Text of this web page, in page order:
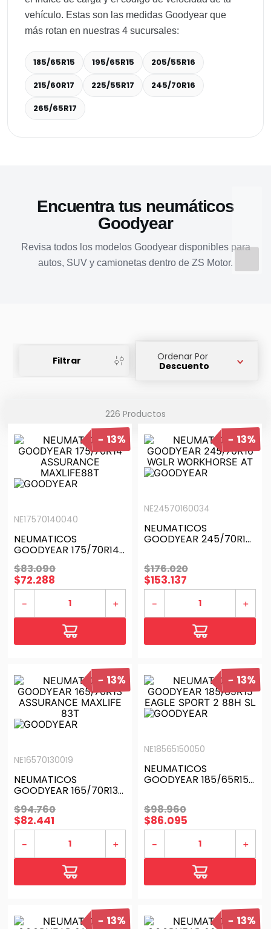
vehículo. Estas son las medidas Goodyear que
más rotan en nuestras 4 sucursales:
185/65R15 195/65R15
205/55R16
215/60R17
225/55R17
245/70R16
265/65R17
Encuentra tus neumáticos
Goodyear
Revisa todos los modelos Goodyear disponibles para
autos, SUV y camionetas dentro de ZS Motor.
Filtrar
Ordenar Por
Descuento
226 Productos
13%
NE17570140040
NEUMATICOS
GOODYEAR 175/70R14
ASSURANCE
MAXLIFE88T
$83.090
$72.288
＋
－
13%
NE24570160034
NEUMATICOS
GOODYEAR 245/70R16
$176.020
$153.137
＋
－
13%
NE16570130019
NEUMATICOS
GOODYEAR 165/70R13
ASSURANCE MAXLIFE
83T
$94.760
$82.441
＋
－
13%
NE18565150050
NEUMATICOS
GOODYEAR 185/65R15
$98.960
$86.095
＋
－
13% 13%